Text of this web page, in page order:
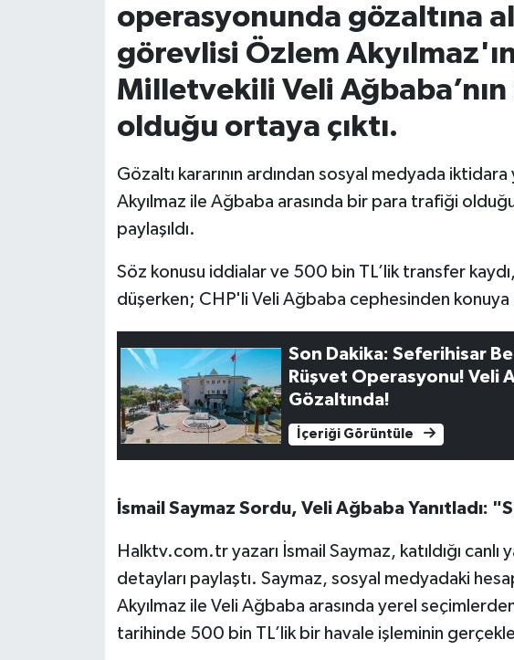
operasyonunda gözaltına
görevlisi Özlem
Milletvekili Veli Ağbaba’nın
olduğu ortaya çıktı.
Gözaltı kararının ardından sosyal medyada iktidara
Akyılmaz ile Ağbaba arasında bir para trafiği
paylaşıldı.
Söz konusu iddialar ve 500 bin TL’lik transfer
düşerken; CHP'li Veli Ağbaba cephesinden konuya
Son Dakika: Seferihisar
Rüşvet Operasyonu! Veli
Gözaltında!
İçeriği Görüntüle
İsmail Saymaz Sordu, Veli Ağbaba Yanıtladı:
Halktv.com.tr yazarı İsmail Saymaz, katıldığı canlı
detayları paylaştı. Saymaz, sosyal medyadaki
Akyılmaz ile Veli Ağbaba arasında yerel
tarihinde 500 bin TL’lik bir havale işleminin
MAGAZİN
OTOMOTİV
Savaştepe
SÜRMANŞET